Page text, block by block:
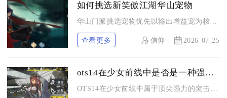
如何挑选新笑傲江湖华山宠物
查看更多 信仰 2026-07-25
ots14在少女前线中是否是一种强力角色